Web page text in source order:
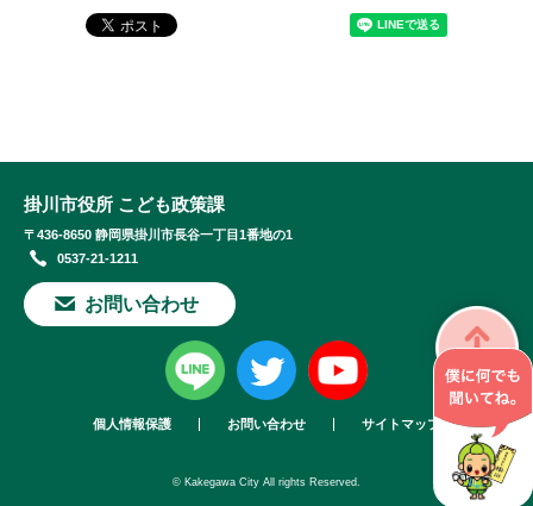
掛川市役所 こども政策課
〒436-8650 静岡県掛川市長谷一丁目1番地の1
0537-21-1211
お問い合わせ
個人情報保護 お問い合わせ サイトマップ
© Kakegawa City All rights Reserved.